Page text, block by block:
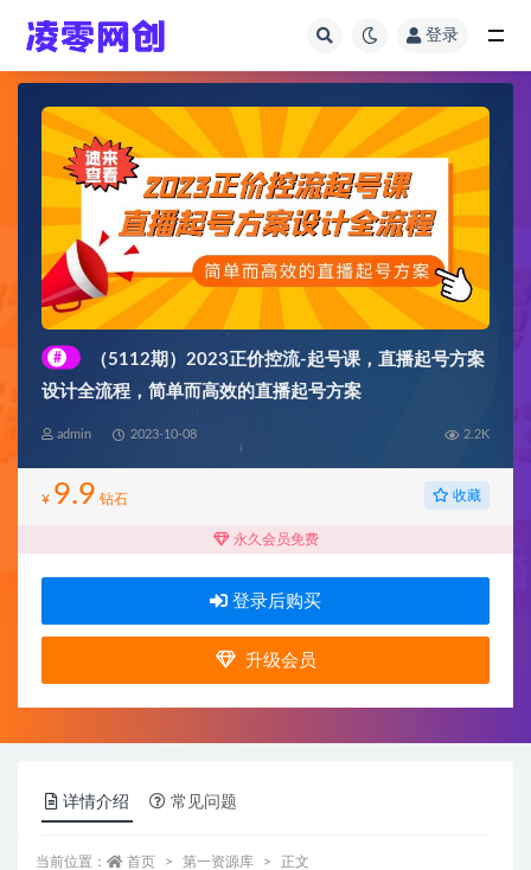
登录
#
（5112期）2023正价控流-起号课，直播起号方案
设计全流程，简单而高效的直播起号方案
admin 2023-10-08 2.2K
¥ 9.9 钻石 收藏
永久会员免费
登录后购买
升级会员
详情介绍 常见问题
当前位置： 首页 第一资源库 正文